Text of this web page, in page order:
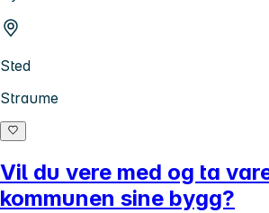
Sted
Straume
Vil du vere med og ta
kommunen sine bygg?